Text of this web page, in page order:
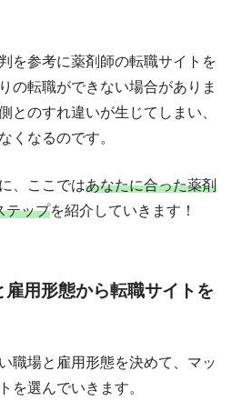
を参考に薬剤師の転職サイトを
の転職ができない場合がありま
とのすれ違いが生じてしまい、
くなるのです。
、ここではあなたに合った薬剤
テップを紹介していきます！
雇用形態から転職サイトを
職場と雇用形態を決めて、マッ
を選んでいきます。